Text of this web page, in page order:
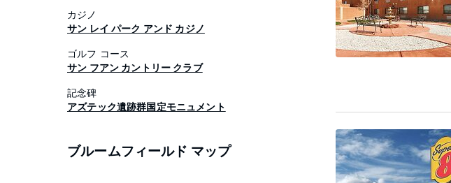
カジノ
サン レイ パーク アンド カジノ
ゴルフ コース
サン フアン カントリー クラブ
記念碑
アズテック遺跡群国定モニュメント
ブルームフィールド マップ